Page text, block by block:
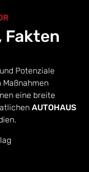
Fakten
Potenziale
eine breite
AUTOHAUS